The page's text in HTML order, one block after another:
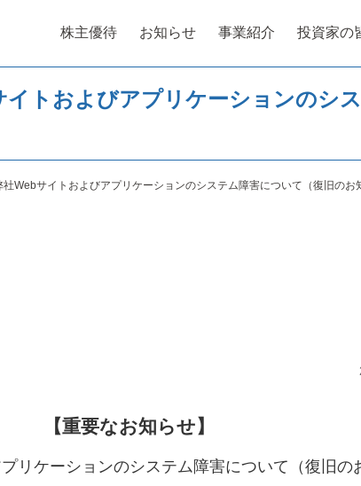
株主優待 お知らせ 事業紹介 投資家の
イトおよびアプリケーションのシ
社Webサイトおよびアプリケーションのシステム障害について（復旧のお
【重要なお知らせ】
リケーションのシステム障害について（復旧の